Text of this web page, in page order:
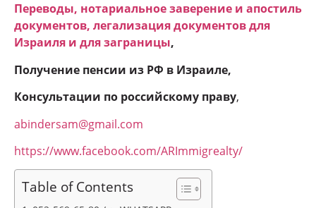
Переводы, нотариальное заверение и апостиль
документов, легализация документов для
Израиля и для заграницы,
Получение пенсии из РФ в Израиле,
Консультации по российскому праву,
abindersam@gmail.com
https://www.facebook.com/ARImmigrealty/
Table of Contents